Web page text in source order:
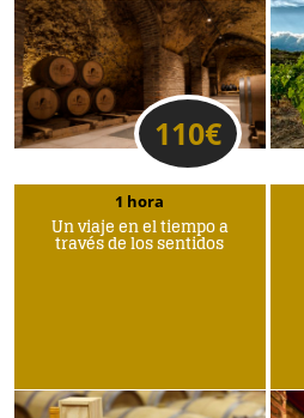
110€
1 hora
Un viaje en el tiempo a
través de los sentidos